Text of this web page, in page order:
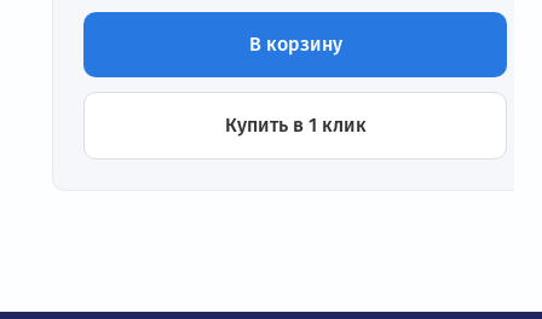
В корзину
Купить в 1 клик